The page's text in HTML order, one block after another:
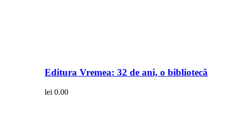
Editura Vremea: 32 de ani, o bibliotecă
lei 0.00